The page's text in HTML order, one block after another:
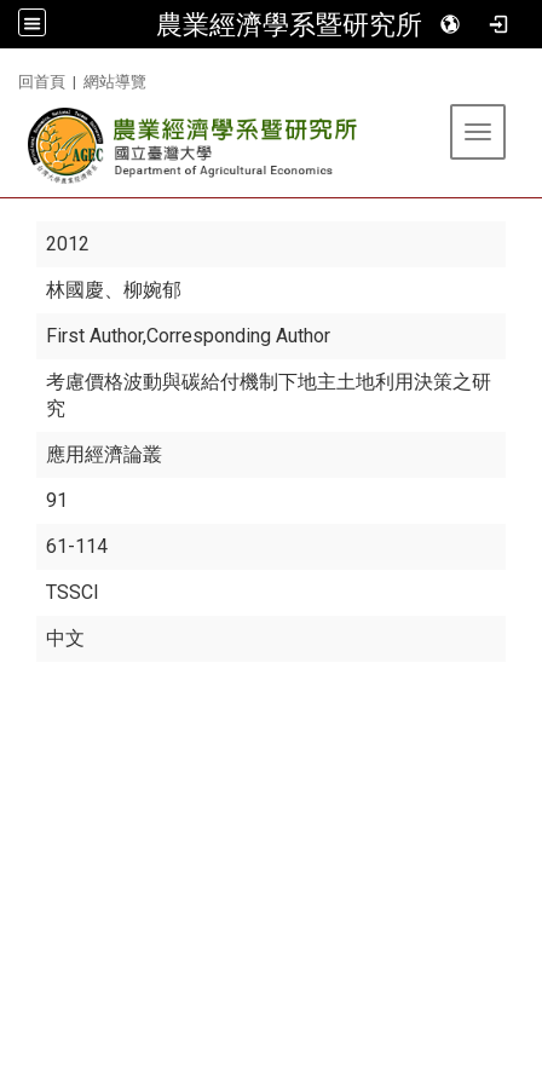
農業經濟學系暨研究所
回首頁 | 網站導覽
Toggle
2012
林國慶、柳婉郁
First Author,Corresponding Author
考慮價格波動與碳給付機制下地主土地利用決策之研
究
應用經濟論叢
91
61-114
TSSCI
中文